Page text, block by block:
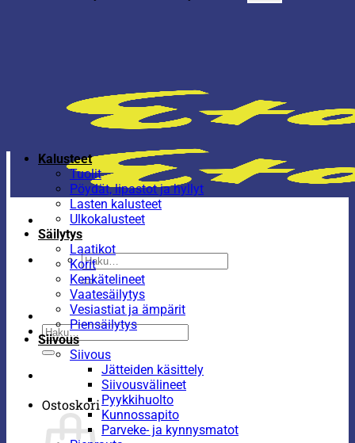
Etsi:
Etsi:
Ostoskori
Kalusteet
Tuolit
Pöydät, lipastot ja hyllyt
Lasten kalusteet
Ulkokalusteet
Säilytys
Laatikot
Korit
Kenkätelineet
Vaatesäilytys
Vesiastiat ja ämpärit
Piensäilytys
Siivous
Siivous
Jätteiden käsittely
Siivousvälineet
Pyykkihuolto
Kunnossapito
Parveke- ja kynnysmatot